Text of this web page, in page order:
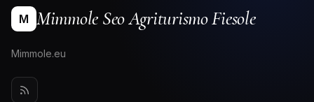
M Mimmole Seo Agriturismo Fiesole
Mimmole.eu